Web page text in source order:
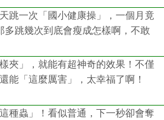
跳一次「國小健康操」，一個月竟
多跳幾次到底會瘦成怎樣啊，不敢
夾」，就能有超神奇的效果！不僅
能「這麼厲害」，太幸福了啊！
種蟲」！看似普通，下一秒卻會奪